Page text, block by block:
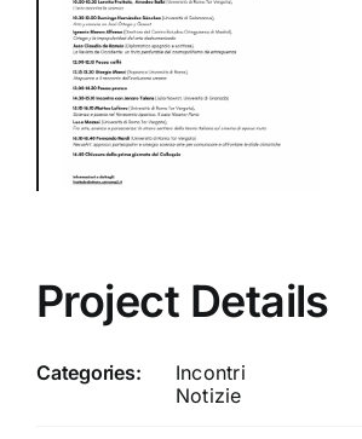
Project Details
Categories:
Incontri
Notizie